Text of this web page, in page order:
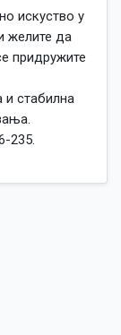
искуство у
желите да
придружите
стабилна
235.